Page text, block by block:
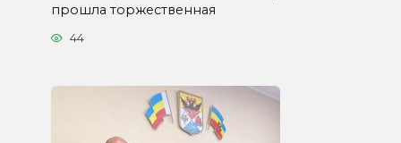
прошла торжественная
44